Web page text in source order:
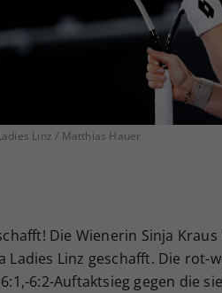
Linz / Matthias Hauer
Die Wienerin Sinja
Ladies Linz geschafft. Die rot-
6:2-Auftaktsieg gegen die